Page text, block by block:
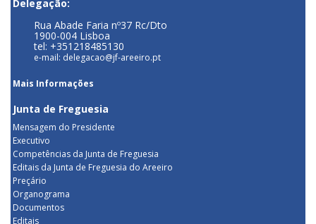
Delegação:
Rua Abade Faria nº37 Rc/Dto
1900-004 Lisboa
tel: +351218485130
e-mail: delegacao@jf-areeiro.pt
Mais Informações
Junta de Freguesia
Mensagem do Presidente
Executivo
Competências da Junta de Freguesia
Editais da Junta de Freguesia do Areeiro
Preçário
Organograma
Documentos
Editais